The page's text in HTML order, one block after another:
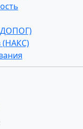
(НАКС)